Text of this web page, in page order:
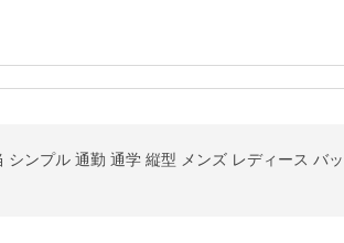
ンプル 通勤 通学 縦型 メンズ レディース バ